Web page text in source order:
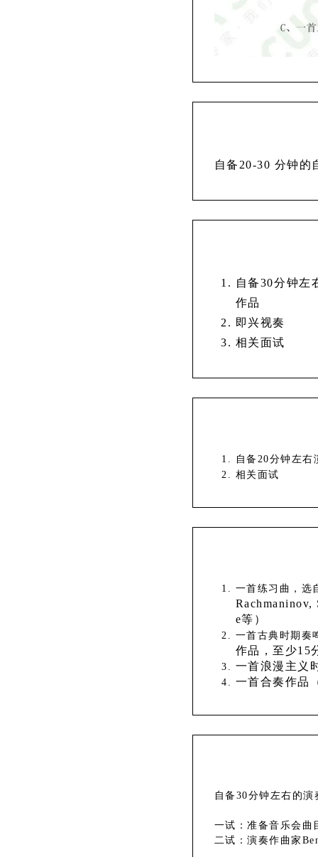
自备20-30 分钟的
自备30分钟左
作品
即兴视奏
相关面试
自备20分钟左右
相关面试
一首练习曲，选
e等）
一首古典时期奏
作品，至少15
一首浪漫主义
一首合奏作品
自备30分钟左右的演
一试：准备音乐会曲
二试：演奏作曲家